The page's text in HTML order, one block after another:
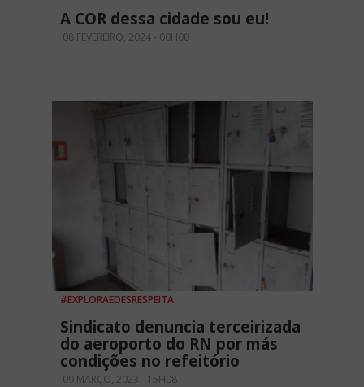
A COR dessa cidade sou eu!
08 FEVEREIRO, 2024 - 00H00
#EXPLORAEDESRESPEITA
Sindicato denuncia terceirizada
do aeroporto do RN por más
condições no refeitório
09 MARÇO, 2023 - 15H08